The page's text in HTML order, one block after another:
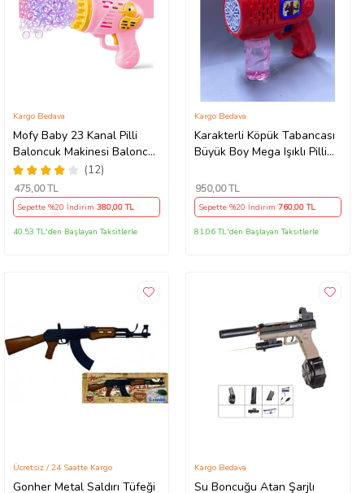
Mofy Baby 23 Kanal Pilli
Baloncuk Makinesi Baloncuk
Tabancası Köpük Tabancası
Bubble Gun Ördek
(12)
Kargo Bedava
475,00 TL
Sepette %20 İndirim380,00 TL
40,53 TL'den Başlayan Taksitlerle
Karakterli Köpük Tabancası
Büyük Boy Mega Işıklı Pilli
Bubble Gun Sürekli
Baloncuk Çıkar
Kargo Bedava
950,00 TL
Sepette %20 İndirim760,00 TL
81,06 TL'den Başlayan Taksitlerle
Gonher Metal Saldırı Tüfeği
Ücretsiz / 24 Saatte Kargo
Su Boncuğu Atan Şarjlı
Kargo Bedava